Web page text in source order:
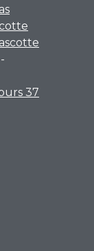
-
37